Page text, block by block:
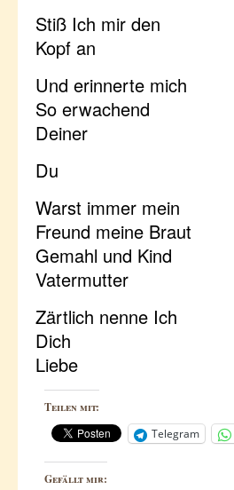
Stiß Ich mir den
Kopf an
Und erinnerte mich
So erwachend
Deiner
Du
Warst immer mein
Freund meine Braut
Gemahl und Kind
Vatermutter
Zärtlich nenne Ich
Dich
Liebe
Teilen mit:
Telegram
Gefällt mir: